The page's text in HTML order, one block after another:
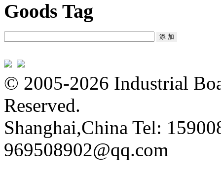
Goods Tag
© 2005-2026 Industrial
Reserved.
Shanghai,China Tel:
969508902@qq.com